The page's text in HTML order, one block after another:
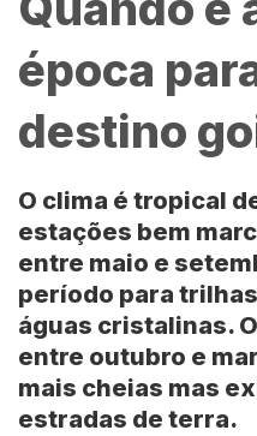
época
destino
O clima é tropical
estações bem
entre maio e
período para
águas cristalinas.
entre outubro e
mais cheias mas
estradas de terra.